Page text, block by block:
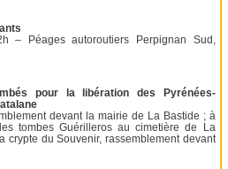
– Péages autoroutiers Perpignan Sud,
pour la libération des Pyrénées-
devant la mairie de La Bastide ; à
tombes Guérilleros au cimetière de La
crypte du Souvenir, rassemblement devant